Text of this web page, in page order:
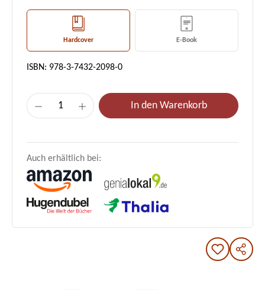
Hardcover E-Book
ISBN: 978-3-7432-2098-0
Produkt Anzahl: Gib den gewünschten
In den Warenkorb
Auch erhältlich bei: